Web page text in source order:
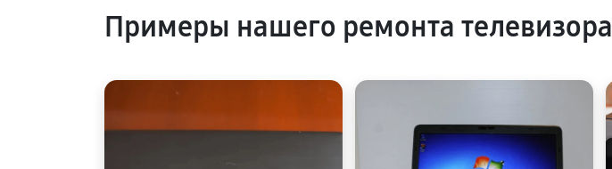
Примеры нашего ремонта телевизора